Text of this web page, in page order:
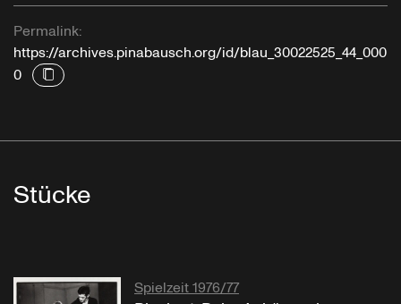
Permalink:
https://archives.pinabausch.org/id/blau_30022525_44_000
0
Stücke
Spielzeit 1976/77